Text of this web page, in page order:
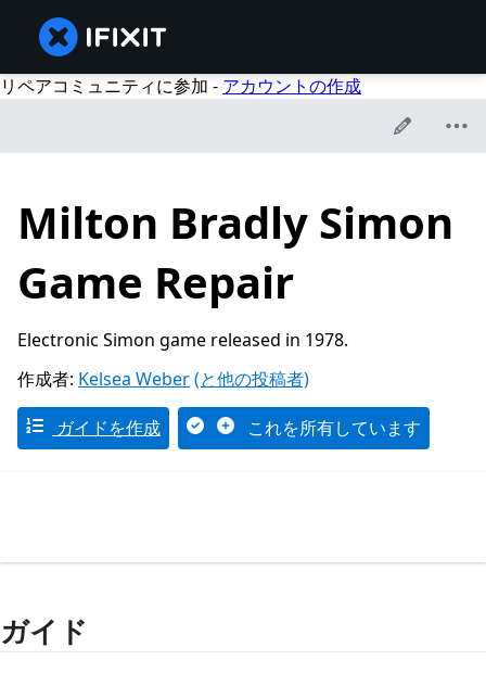
リペアコミュニティに参加 - アカウントの作成
Milton Bradly Simon
Game Repair
Electronic Simon game released in 1978.
作成者: Kelsea Weber(と他の投稿者)
ガイドを作成 これを所有しています
ガイド